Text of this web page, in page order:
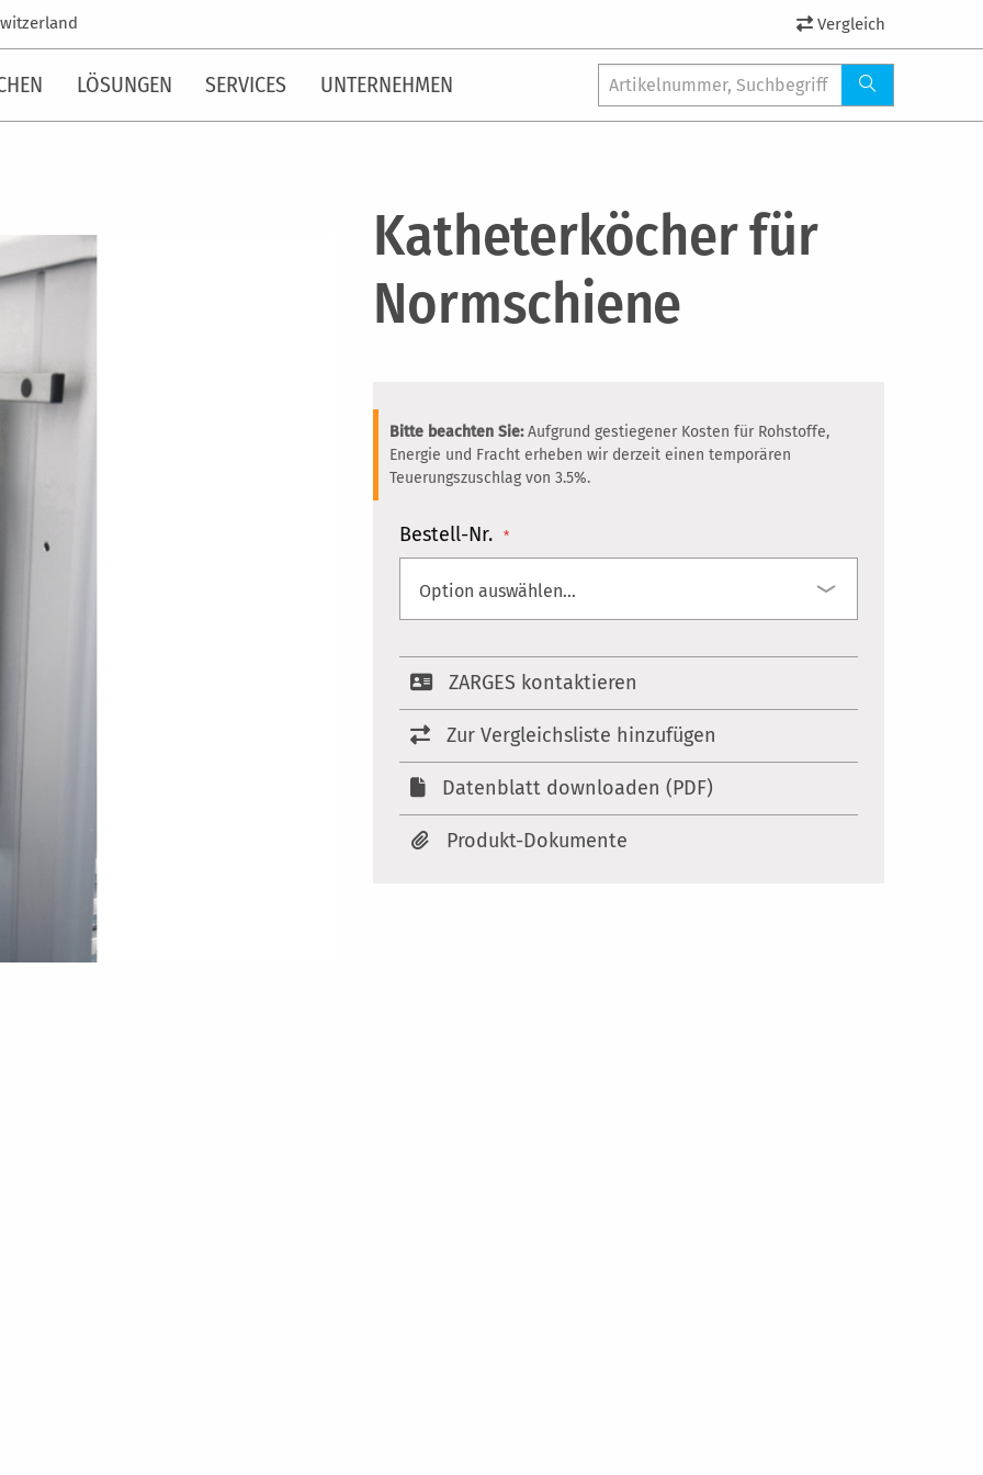
Vergleich
LÖSUNGEN SERVICES UNTERNEHMEN
Katheterköcher für
Normschiene
Bitte beachten Sie:Aufgrund gestiegener Kosten für Rohstoffe,
Energie und Fracht erheben wir derzeit einen temporären
Teuerungszuschlag von 3.5%.
Bestell-Nr.
ZARGES kontaktieren
Zur Vergleichsliste hinzufügen
Datenblatt downloaden (PDF)
Produkt-Dokumente